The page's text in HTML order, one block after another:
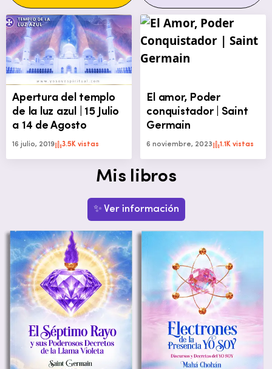
Apertura del templo
de la luz azul | 15 Julio
a 14 de Agosto
16 julio, 2019 3.5K vistas
El amor, Poder
conquistador | Saint
Germain
6 noviembre, 2023 1.1K vistas
Mis libros
✨ Ver información